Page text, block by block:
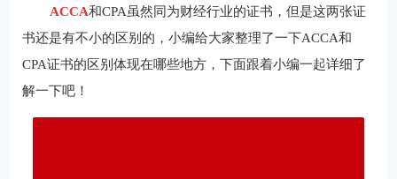
ACCA和CPA虽然同为财经行业的证书，但是这两张证
书还是有不小的区别的，小编给大家整理了一下ACCA和
CPA证书的区别体现在哪些地方，下面跟着小编一起详细了
解一下吧！